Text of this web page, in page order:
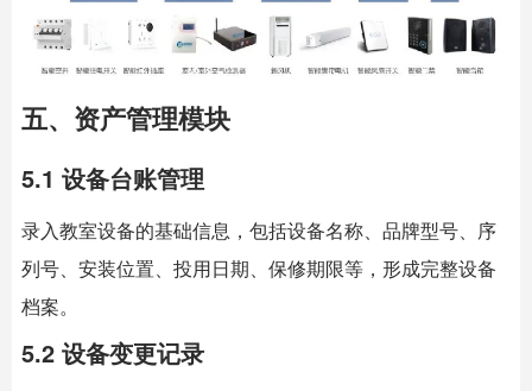
五、资产管理模块
5.1 设备台账管理
录入教室设备的基础信息，包括设备名称、品牌型号、序
列号、安装位置、投用日期、保修期限等，形成完整设备
档案。
5.2 设备变更记录